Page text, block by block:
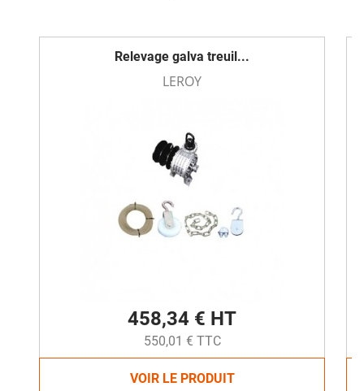
Relevage galva treuil...
LEROY
458,34 € HT
550,01 € TTC
VOIR LE PRODUIT